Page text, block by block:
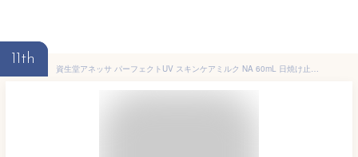
11th
資生堂アネッサ パーフェクトUV スキンケアミルク NA 60mL 日焼け止め 最強 SPF50+ PA++++ 顔 体 全身用 紫外線カット さらさら 潤い 美肌 オーシャンフレンドリ 美肌 話題 日焼け 人気 雑誌掲載 TV モデル 愛用 携帯 コンパクト ギフト